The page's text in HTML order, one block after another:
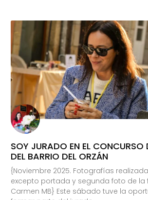
SOY JURADO EN EL CONCURSO
DEL BARRIO DEL ORZÁN
{Noviembre 2025. Fotografías
excepto portada y segunda foto de la
Carmen MB} Este sábado tuve la